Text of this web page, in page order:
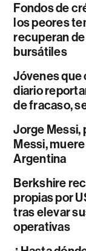
Fondos de
los peores
recuperan
bursátiles
Jóvenes que
diario
de fracaso,
Jorge Messi,
Messi,
Argentina
Berkshire
propias por
tras elevar
operativas